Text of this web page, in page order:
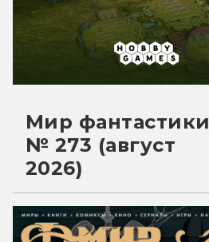
Мир фантастики
№ 273 (август
2026)